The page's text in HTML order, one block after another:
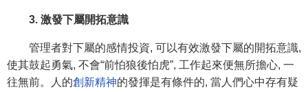
3. 激發下屬開拓意識
管理者對下屬的感情投資, 可以有效激發下屬的開拓意識,
使其鼓起勇氣, 不會“前怕狼後怕虎”, 工作起來便無所擔心, 一
往無前。人的創新精神的發揮是有條件的, 當人們心中存有疑